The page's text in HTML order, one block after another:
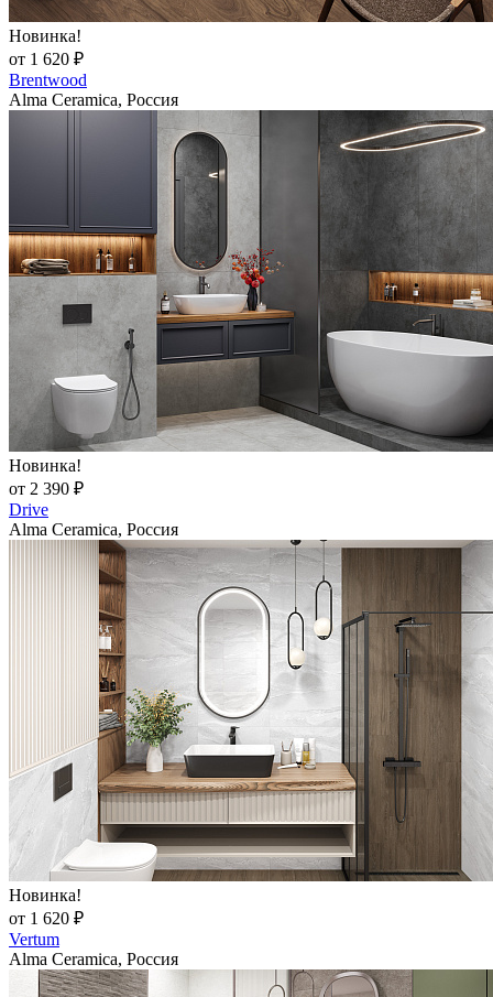
Новинка!
от 1 620 ₽
Brentwood
Alma Ceramica, Россия
Новинка!
от 2 390 ₽
Drive
Alma Ceramica, Россия
Новинка!
от 1 620 ₽
Vertum
Alma Ceramica, Россия